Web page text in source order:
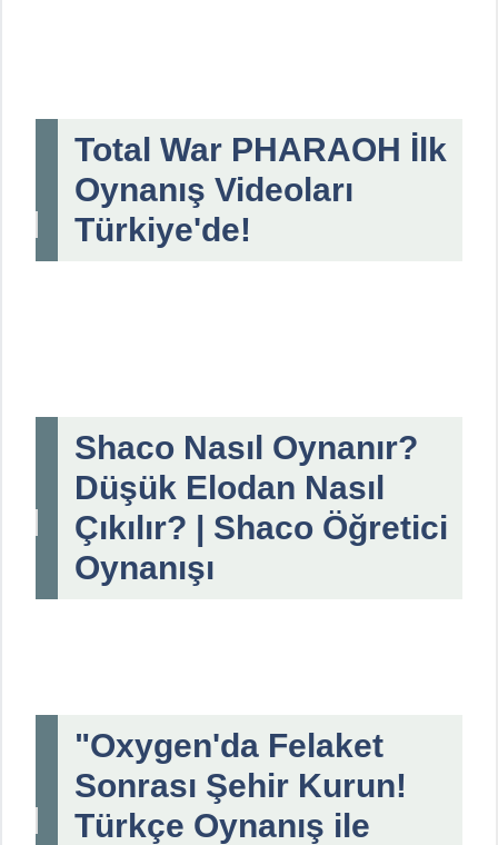
Total War PHARAOH İlk
Oynanış Videoları
Türkiye'de!
Shaco Nasıl Oynanır?
Düşük Elodan Nasıl
Çıkılır? | Shaco Öğretici
Oynanışı
"Oxygen'da Felaket
Sonrası Şehir Kurun!
Türkçe Oynanış ile